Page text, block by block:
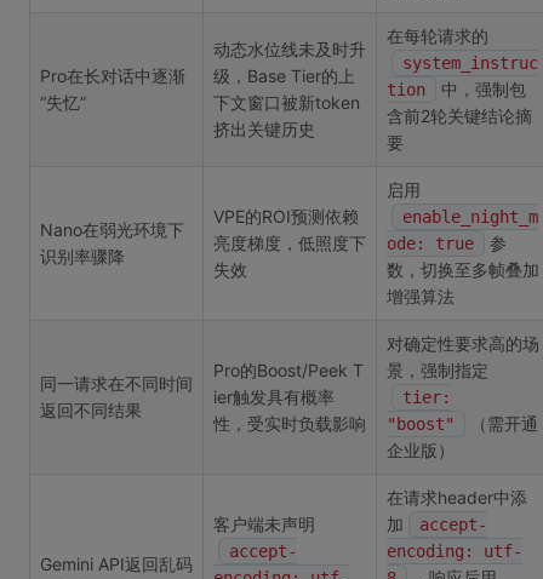
Pro在长对话中逐渐
“失忆”
动态水位线未及时升
级，Base Tier的上
下文窗口被新token
挤出关键历史
在每轮请求的
system_instruc
tion
中，强制包
含前2轮关键结论摘
要
Nano在弱光环境下
识别率骤降
VPE的ROI预测依赖
亮度梯度，低照度下
失效
启用
enable_night_m
ode: true
参
数，切换至多帧叠加
增强算法
同一请求在不同时间
返回不同结果
Pro的Boost/Peek T
ier触发具有概率
性，受实时负载影响
对确定性要求高的场
景，强制指定
tier:
"boost"
（需开通
企业版）
Gemini API返回乱码
客户端未声明
accept-
在请求header中添
加
accept-
encoding: utf-